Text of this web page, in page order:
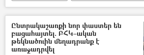
տղամարդ
Ընտրակաշառքի նոր փաստեր են
բացահայտել. ԲՀԿ–ական
թեկնածուին մեղադրանք է
առաջադրվել